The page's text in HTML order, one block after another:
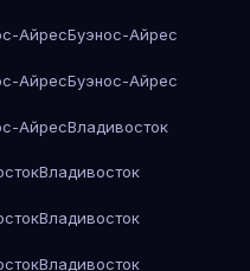
АйресБуэнос-Айрес
АйресБуэнос-Айрес
АйресВладивосток
Владивосток
Владивосток
Владивосток